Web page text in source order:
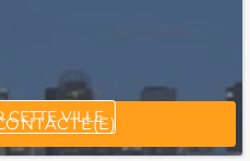
“Excellent”, 165 avis
CETTE VILLE